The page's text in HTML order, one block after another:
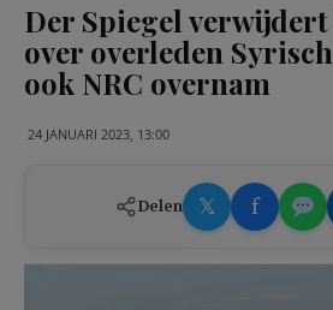
Der Spiegel
over overleden
ook NRC overnam
24 JANUARI 2023, 13:00
Delen 𝕏 f